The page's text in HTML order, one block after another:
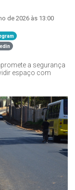
de 2026 às 13:00
a segurança
espaço com